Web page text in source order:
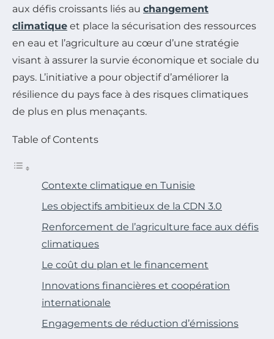
aux défis croissants liés au changement
climatique et place la sécurisation des ressources
en eau et l’agriculture au cœur d’une stratégie
visant à assurer la survie économique et sociale du
pays. L’initiative a pour objectif d’améliorer la
résilience du pays face à des risques climatiques
de plus en plus menaçants.
Table of Contents
Contexte climatique en Tunisie
Les objectifs ambitieux de la CDN 3.0
Renforcement de l’agriculture face aux défis
climatiques
Le coût du plan et le financement
Innovations financières et coopération
internationale
Engagements de réduction d’émissions